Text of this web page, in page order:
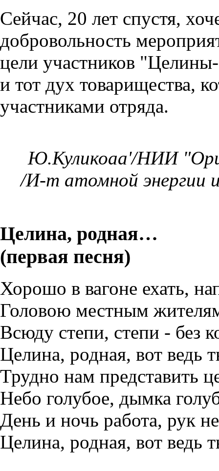
Сейчас, 20 лет спустя,
добровольность
цели участников
и тот дух товарищества,
участниками отряда.
Ю.Куликоаа'/НИИ
/И-т атомной энергии
Целина, родная…
(первая песня)
Хорошо в вагоне ехать,
Головою местным
Всюду степи, степи - без
Целина, родная, вот ведь
Трудно нам представить
Небо голубое, дымка
День и ночь работа, рук
Целина, родная, вот ведь